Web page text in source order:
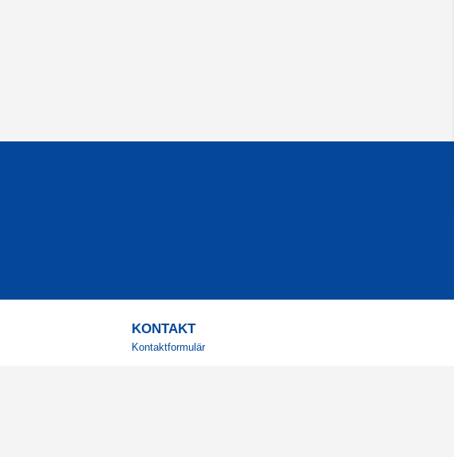
KONTAKT
Kontaktformulär